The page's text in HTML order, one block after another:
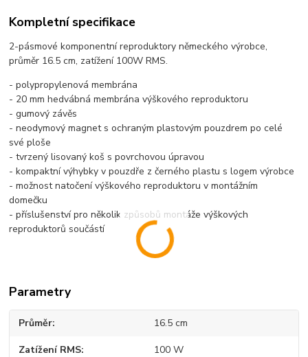
Kompletní specifikace
2-pásmové komponentní reproduktory německého výrobce,
průměr 16.5 cm, zatížení 100W RMS.
- polypropylenová membrána
- 20 mm hedvábná membrána výškového reproduktoru
- gumový závěs
- neodymový magnet s ochraným plastovým pouzdrem po celé
své ploše
- tvrzený lisovaný koš s povrchovou úpravou
- kompaktní výhybky v pouzdře z černého plastu s logem výrobce
- možnost natočení výškového reproduktoru v montážním
domečku
- příslušenství pro několik způsobů montáže výškových
reproduktorů součástí
Parametry
Průměr 16.5 cm
Zatížení RMS 100 W